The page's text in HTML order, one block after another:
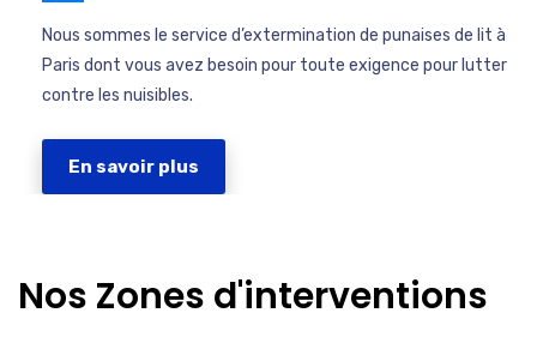
Nous sommes le service d’extermination de punaises de lit à
Paris dont vous avez besoin pour toute exigence pour lutter
contre les nuisibles.
En savoir plus
Nos Zones d'interventions